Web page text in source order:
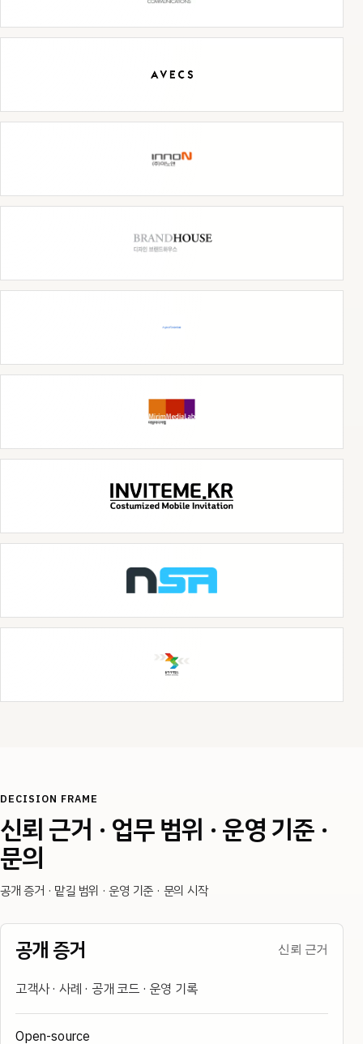
DECISION FRAME
신뢰 근거 · 업무 범위 · 운영 기준 ·
문의
공개 증거 · 맡길 범위 · 운영 기준 · 문의 시작
공개 증거 신뢰 근거
고객사 · 사례 · 공개 코드 · 운영 기록
Open-source